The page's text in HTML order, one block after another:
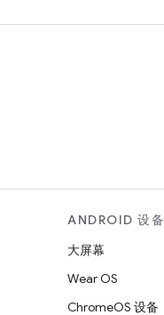
ANDROID 设备
大屏幕
Wear OS
ChromeOS 设备